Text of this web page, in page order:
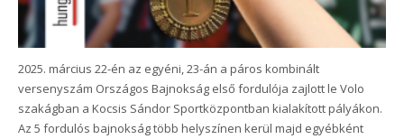
2025. március 22-én az egyéni, 23-án a páros kombinált
versenyszám Országos Bajnokság első fordulója zajlott le Volo
szakágban a Kocsis Sándor Sportközpontban kialakított pályákon.
Az 5 fordulós bajnokság több helyszínen kerül majd egyébként